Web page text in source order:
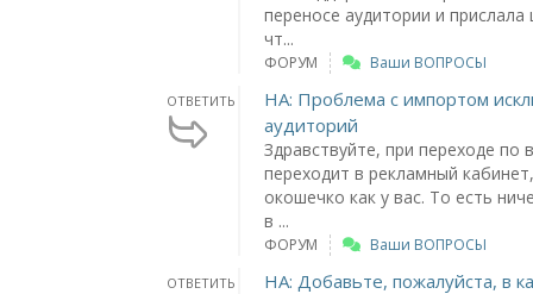
переносе аудитории и
чт...
ФОРУМ Ваши ВОПРОСЫ
ОТВЕТИТЬ
НА: Проблема с импортом
аудиторий
Здравствуйте, при переходе
переходит в рекламный
окошечко как у вас. То есть
в ...
ФОРУМ Ваши ВОПРОСЫ
ОТВЕТИТЬ
НА: Добавьте, пожалуйста, в